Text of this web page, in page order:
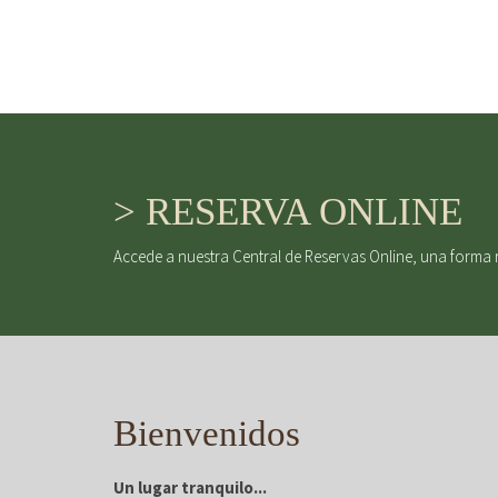
> RESERVA ONLINE
Accede a nuestra Central de Reservas Online, una
Bienvenidos
Un lugar tranquilo...